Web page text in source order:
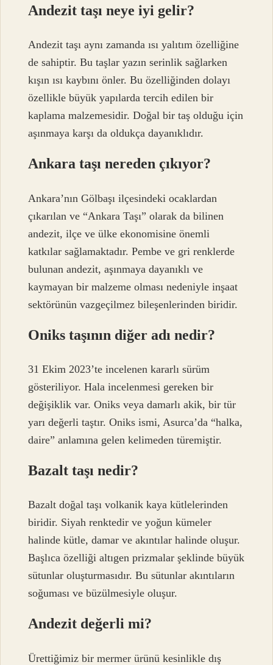
Andezit taşı neye iyi gelir?
Andezit taşı aynı zamanda ısı yalıtım özelliğine
de sahiptir. Bu taşlar yazın serinlik sağlarken
kışın ısı kaybını önler. Bu özelliğinden dolayı
özellikle büyük yapılarda tercih edilen bir
kaplama malzemesidir. Doğal bir taş olduğu için
aşınmaya karşı da oldukça dayanıklıdır.
Ankara taşı nereden çıkıyor?
Ankara’nın Gölbaşı ilçesindeki ocaklardan
çıkarılan ve “Ankara Taşı” olarak da bilinen
andezit, ilçe ve ülke ekonomisine önemli
katkılar sağlamaktadır. Pembe ve gri renklerde
bulunan andezit, aşınmaya dayanıklı ve
kaymayan bir malzeme olması nedeniyle inşaat
sektörünün vazgeçilmez bileşenlerinden biridir.
Oniks taşının diğer adı nedir?
31 Ekim 2023’te incelenen kararlı sürüm
gösteriliyor. Hala incelenmesi gereken bir
değişiklik var. Oniks veya damarlı akik, bir tür
yarı değerli taştır. Oniks ismi, Asurca’da “halka,
daire” anlamına gelen kelimeden türemiştir.
Bazalt taşı nedir?
Bazalt doğal taşı volkanik kaya kütlelerinden
biridir. Siyah renktedir ve yoğun kümeler
halinde kütle, damar ve akıntılar halinde oluşur.
Başlıca özelliği altıgen prizmalar şeklinde büyük
sütunlar oluşturmasıdır. Bu sütunlar akıntıların
soğuması ve büzülmesiyle oluşur.
Andezit değerli mi?
Ürettiğimiz bir mermer ürünü kesinlikle dış